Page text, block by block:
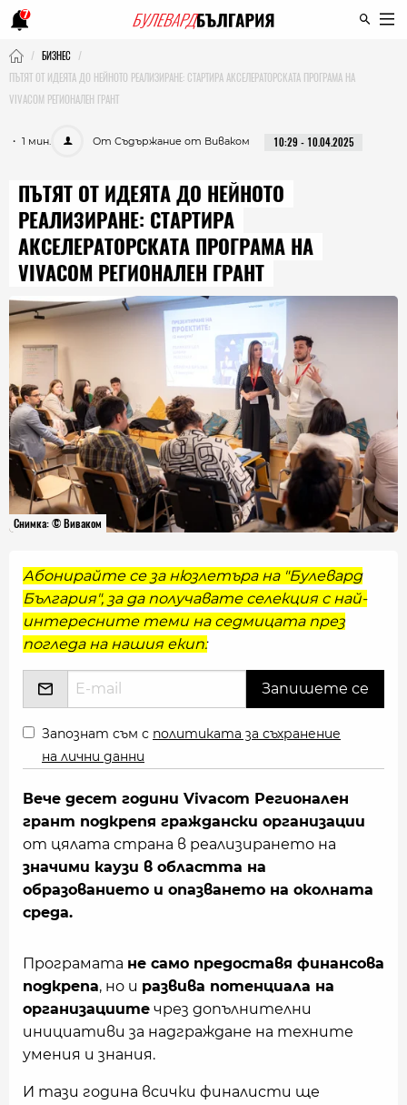
7
БИЗНЕС
ПЪТЯТ ОТ ИДЕЯТА ДО НЕЙНОТО РЕАЛИЗИРАНЕ: СТАРТИРА АКСЕЛЕРАТОРСКАТА ПРОГРАМА НА
VIVACOM РЕГИОНАЛЕН ГРАНТ
・ 1 мин. От Съдържание от Виваком 10:29 - 10.04.2025
ПЪТЯТ ОТ ИДЕЯТА ДО НЕЙНОТО
РЕАЛИЗИРАНЕ: СТАРТИРА
АКСЕЛЕРАТОРСКАТА ПРОГРАМА НА
VIVACOM РЕГИОНАЛЕН ГРАНТ
Снимка: © Виваком
Абонирайте се за нюзлетъра на "Булевард
България", за да получавате селекция с най-
интересните теми на седмицата през
погледа на нашия екип:
Запознат съм с политиката за съхранение
на лични данни
Вече десет години Vivacom Регионален
грант подкрепя граждански организации
от цялата страна в реализирането на
значими каузи в областта на
образованието и опазването на околната
среда.
Програмата не само предоставя финансова
подкрепа, но и развива потенциала на
организациите чрез допълнителни
инициативи за надграждане на техните
умения и знания.
И тази година всички финалисти ще